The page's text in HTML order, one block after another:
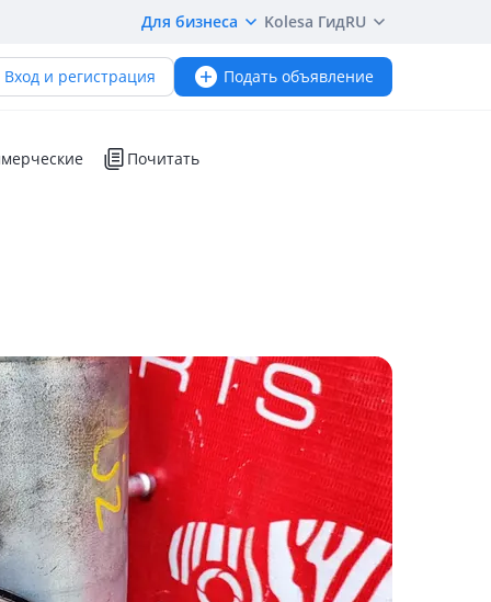
Для бизнеса Kolesa ГидRU
Вход и регистрация Подать объявление
Почитать